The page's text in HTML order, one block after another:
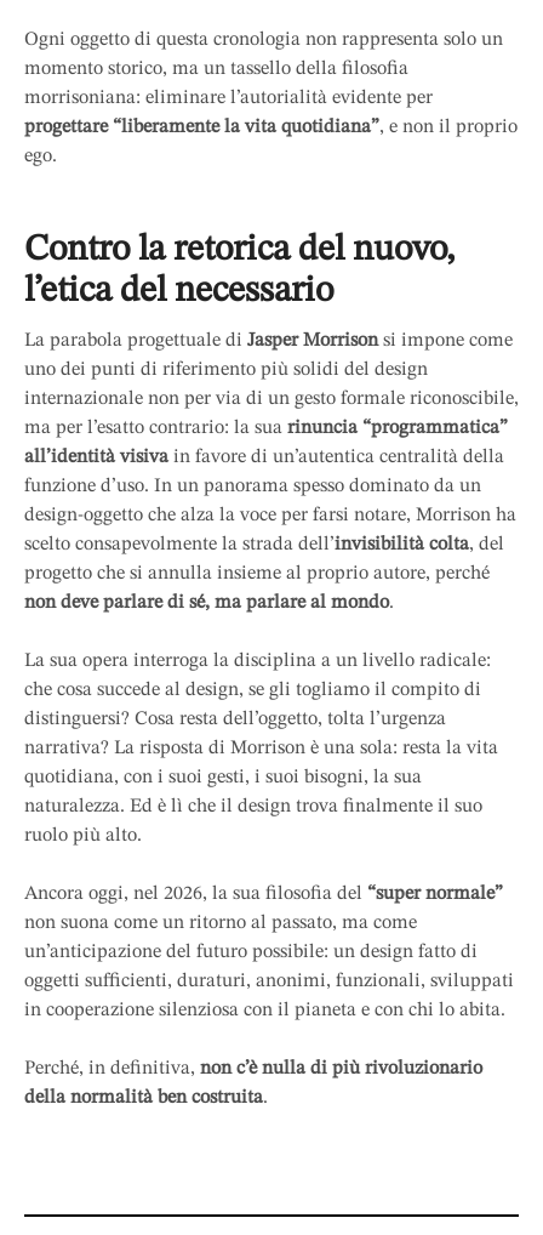
Ogni oggetto di questa cronologia non rappresenta solo un
momento storico, ma un tassello della filosofia
morrisoniana: eliminare l’autorialità evidente per
progettare “liberamente la vita quotidiana”, e non il proprio
ego.
Contro la retorica del nuovo,
l’etica del necessario
La parabola progettuale di Jasper Morrisonsi impone come
uno dei punti di riferimento più solidi del design
internazionale non per via di un gesto formale riconoscibile,
ma per l’esatto contrario: la sua rinuncia “programmatica”
all’identità visivain favore di un’autentica centralità della
funzione d’uso. In un panorama spesso dominato da un
design-oggetto che alza la voce per farsi notare, Morrison ha
scelto consapevolmente la strada dell’invisibilità colta, del
progetto che si annulla insieme al proprio autore, perché
non deve parlare di sé, ma parlare al mondo.
La sua opera interroga la disciplina a un livello radicale:
che cosa succede al design, se gli togliamo il compito di
distinguersi? Cosa resta dell’oggetto, tolta l’urgenza
narrativa? La risposta di Morrison è una sola: resta la vita
quotidiana, con i suoi gesti, i suoi bisogni, la sua
naturalezza. Ed è lì che il design trova finalmente il suo
ruolo più alto.
Ancora oggi, nel 2026, la sua filosofia del “super normale”
non suona come un ritorno al passato, ma come
un’anticipazione del futuro possibile: un design fatto di
oggetti sufficienti, duraturi, anonimi, funzionali, sviluppati
in cooperazione silenziosa con il pianeta e con chi lo abita.
Perché, in definitiva, non c’è nulla di più rivoluzionario
della normalità ben costruita.